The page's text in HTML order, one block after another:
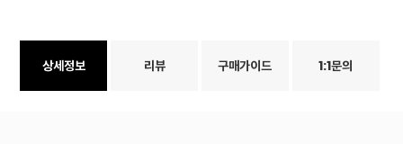
상세정보 리뷰 구매가이드 1:1문의